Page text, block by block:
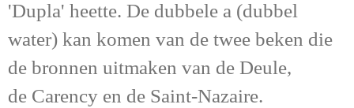
'Dupla' heette. De dubbele a (dubbel
water) kan komen van de twee beken die
de bronnen uitmaken van de Deule,
de Carency en de Saint-Nazaire.